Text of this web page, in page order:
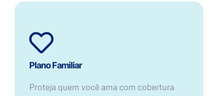
Plano Familiar
Proteja quem você ama com cobertura